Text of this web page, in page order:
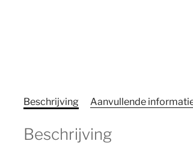
Beschrijving Aanvullende
Beschrijving